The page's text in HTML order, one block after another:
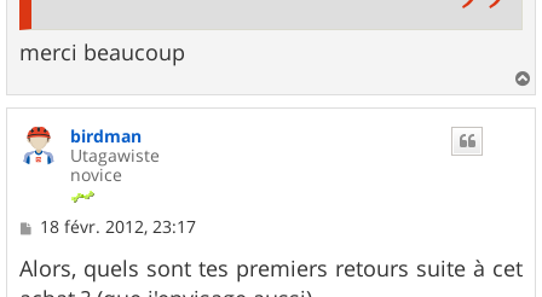
merci beaucoup
a
birdman
Utagawiste
novice
M
s
s
18 févr. 2012, 23:17
Alors, quels sont tes premiers retours suite à cet